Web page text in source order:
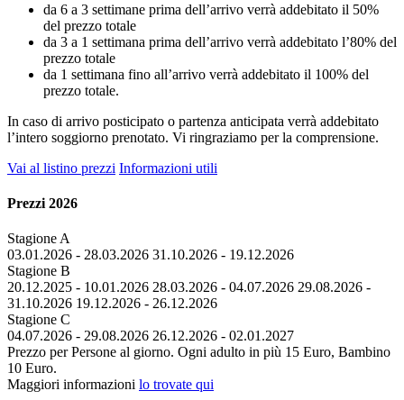
da 6 a 3 settimane prima dell’arrivo verrà addebitato il 50%
del prezzo totale
da 3 a 1 settimana prima dell’arrivo verrà addebitato l’80% del
prezzo totale
da 1 settimana fino all’arrivo verrà addebitato il 100% del
prezzo totale.
In caso di arrivo posticipato o partenza anticipata verrà addebitato
l’intero soggiorno prenotato. Vi ringraziamo per la comprensione.
Vai al listino prezzi Informazioni utili
Prezzi 2026
Stagione A
03.01.2026 - 28.03.2026 31.10.2026 - 19.12.2026
Stagione B
20.12.2025 - 10.01.2026 28.03.2026 - 04.07.2026 29.08.2026 -
31.10.2026 19.12.2026 - 26.12.2026
Stagione C
04.07.2026 - 29.08.2026 26.12.2026 - 02.01.2027
Prezzo per Persone al giorno. Ogni adulto in più 15 Euro, Bambino
10 Euro.
Maggiori informazioni lo trovate qui